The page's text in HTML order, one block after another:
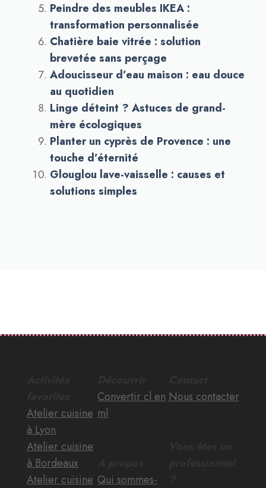
Peindre des meubles IKEA :
transformation personnalisée
Chatière baie vitrée : solution
brevetée sans perçage
Adoucisseur d’eau maison : eau douce
au quotidien
Linge déteint ? Astuces de grand-
mère écologiques
Planter un cyprès de Provence : une
touche d’éternité
Glouglou lave-vaisselle : causes et
solutions simples
Atelier cuisine
à Lyon
Atelier cuisine
à Bordeaux
Atelier cuisine
Convertir cl en
ml
Qui sommes-
Nous contacter